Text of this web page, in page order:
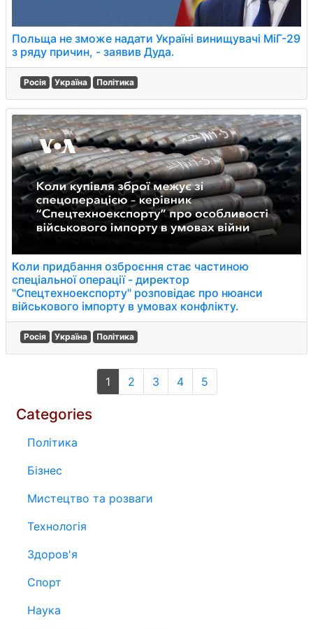
Польща не зможе надати Україні винищувачі МіГ-29
з ряду причин, - заявив Дуда.
Росія Україна Політика
Коли придбання озброєння стає частиною
спеціальної операції - директор
"Спецтехноекспорту" розповідає про нюанси
військового імпорту в умовах конфлікту.
Росія Україна Політика
1 2 3 4 5
Categories
Політика
Бізнес
Мистецтво та розваги
Технологія
Здоров'я
Спорт
Наука